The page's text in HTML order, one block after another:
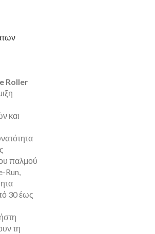
Roller
και
παλμού
Run,
30 έως
τη